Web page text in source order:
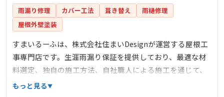
雨漏り修理 カバー工法 葺き替え
雨樋修理
屋根外壁塗装
すまいるーふは、株式会社住まいDesignが運営する屋根工
事専門店です。生涯雨漏り保証を提供しており、最適な材
料選定、独自の施工方法、自社職人による施工を通じて、
雨漏りしない住まいの安心を提供しています。完全自社施
もっと見る